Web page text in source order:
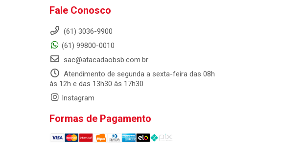
Fale Conosco
(61) 3036-9900
(61) 99800-0010
sac@atacadaobsb.com.br
Atendimento de segunda a sexta-feira das 08h
às 12h e das 13h30 às 17h30
Instagram
Formas de Pagamento